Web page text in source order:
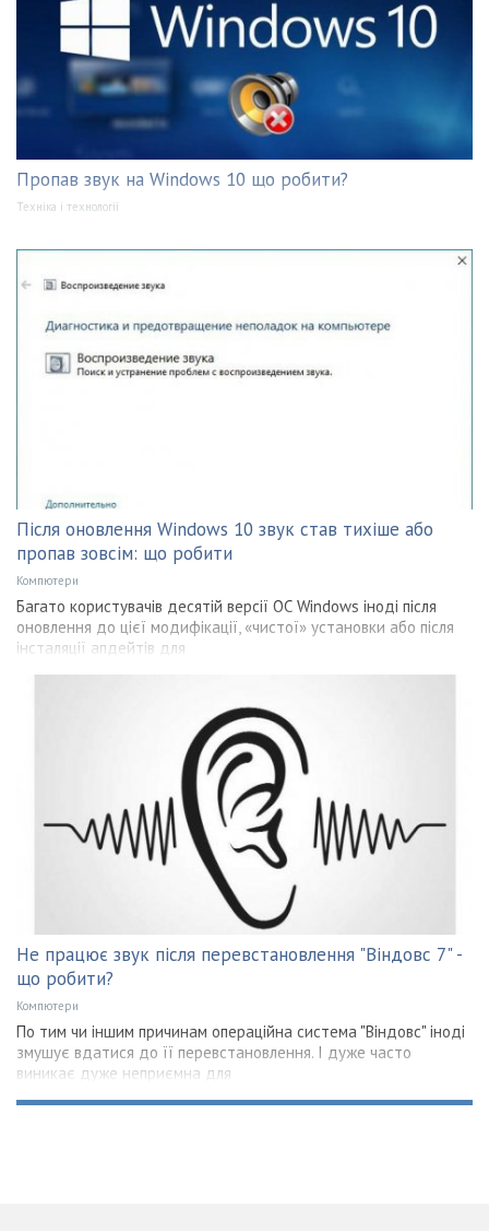
Пропав звук на Windows 10 що робити?
Техніка і технології
Після оновлення Windows 10 звук став тихіше або
пропав зовсім: що робити
Компютери
Багато користувачів десятій версії ОС Windows іноді після
оновлення до цієї модифікації, «чистої» установки або після
інсталяції апдейтів для
Не працює звук після перевстановлення "Віндовс 7" -
що робити?
Компютери
По тим чи іншим причинам операційна система "Віндовс" іноді
змушує вдатися до її перевстановлення. І дуже часто
виникає дуже неприємна для